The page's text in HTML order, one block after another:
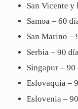
San Vicente y
Samoa – 60
San Marino –
Serbia – 90
Singapur – 90
Eslovaquia –
Eslovenia –